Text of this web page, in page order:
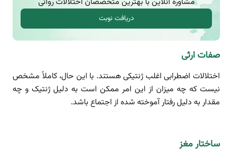
دریافت نوبت
صفات ارثی
اختلالات اضطرابی اغلب ژنتیکی هستند. با این حال، کاملاً مشخص
نیست که چه میزان از این امر ممکن است به دلیل ژنتیک و چه
مقدار به دلیل رفتار آموخته شده از اجتماع باشد.
ساختار مغز